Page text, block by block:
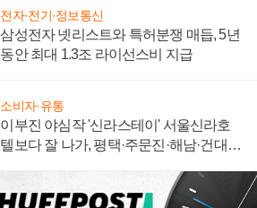
전자·전기·정보통신
삼성전자 넷리스트와 특허분쟁 매듭, 5년
동안 최대 1.3조 라이선스비 지급
소비자·유통
이부진 야심작 '신라스테이' 서울신라호
텔보다 잘 나가, 평택·주문진·해남·건대로